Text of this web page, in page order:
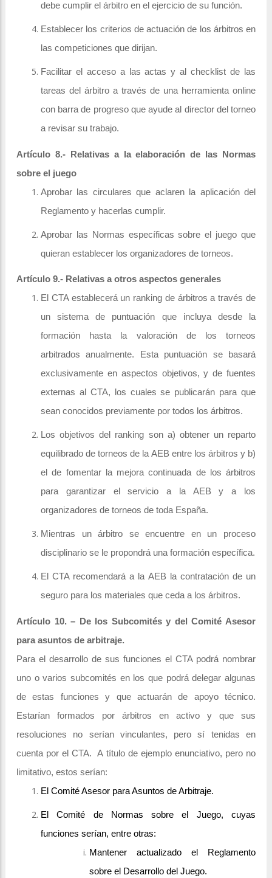
debe cumplir el árbitro en el ejercicio de su función.
Establecer los criterios de actuación de los árbitros en
las competiciones que dirijan.
Facilitar el acceso a las actas y al checklist de las
tareas del árbitro a través de una herramienta online
con barra de progreso que ayude al director del torneo
a revisar su trabajo.
Artículo 8.- Relativas a la elaboración de las Normas
sobre el juego
Aprobar las circulares que aclaren la aplicación del
Reglamento y hacerlas cumplir.
Aprobar las Normas específicas sobre el juego que
quieran establecer los organizadores de torneos.
Artículo 9.- Relativas a otros aspectos generales
El CTA establecerá un ranking de árbitros a través de
un sistema de puntuación que incluya desde la
formación hasta la valoración de los torneos
arbitrados anualmente. Esta puntuación se basará
exclusivamente en aspectos objetivos, y de fuentes
externas al CTA, los cuales se publicarán para que
sean conocidos previamente por todos los árbitros.
Los objetivos del ranking son a) obtener un reparto
equilibrado de torneos de la AEB entre los árbitros y b)
el de fomentar la mejora continuada de los árbitros
para garantizar el servicio a la AEB y a los
organizadores de torneos de toda España.
Mientras un árbitro se encuentre en un proceso
disciplinario se le propondrá una formación específica.
El CTA recomendará a la AEB la contratación de un
seguro para los materiales que ceda a los árbitros.
Artículo 10. – De los Subcomités y del Comité Asesor
para asuntos de arbitraje.
Para el desarrollo de sus funciones el CTA podrá nombrar
uno o varios subcomités en los que podrá delegar algunas
de estas funciones y que actuarán de apoyo técnico.
Estarían formados por árbitros en activo y que sus
resoluciones no serían vinculantes, pero sí tenidas en
cuenta por el CTA. A título de ejemplo enunciativo, pero no
limitativo, estos serían:
El Comité Asesor para Asuntos de Arbitraje.
El Comité de Normas sobre el Juego, cuyas
funciones serían, entre otras:
Mantener actualizado el Reglamento
sobre el Desarrollo del Juego.